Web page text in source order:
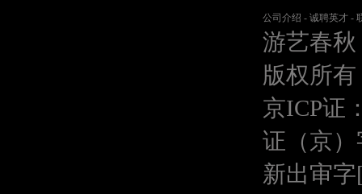
公司介绍 - 诚聘英才 -
游艺春
版权所有
京ICP证
证（京）
新出审